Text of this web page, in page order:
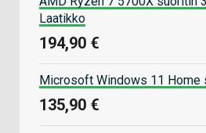
Laatikko
194,90 €
Microsoft Windows 11 Home
135,90 €